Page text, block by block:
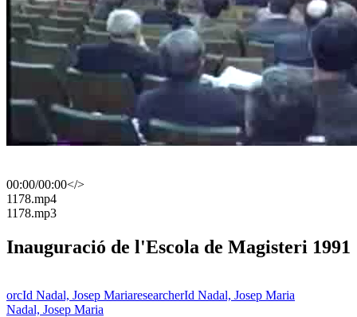
00:00/00:00</>
​1178.mp4
​1178.mp3
Inauguració de l'Escola de Magisteri 1991
orcId Nadal, Josep MariaresearcherId Nadal, Josep Maria
Nadal, Josep Maria